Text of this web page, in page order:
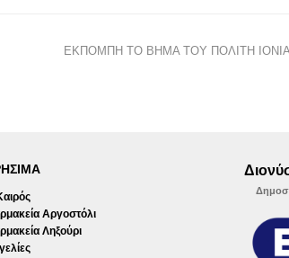
ΕΚΠΟΜΠΗ ΤΟ ΒΗΜΑ ΤΟΥ ΠΟΛΙΤΗ
Αργοστόλι
Ληξούρι